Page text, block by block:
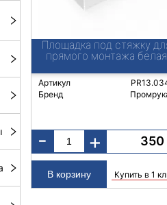
Площадка под стяжку
прямого монтажа белая
Артикул
Бренд
- + 350
Купить в 1